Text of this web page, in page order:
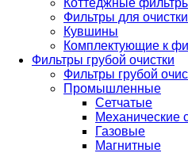
Коттеджные
Фильтры для
Кувшины
Комплектующие к
Фильтры грубой очистки
Фильтры грубой
Промышленные
Сетчатые
Механические
Газовые
Магнитные